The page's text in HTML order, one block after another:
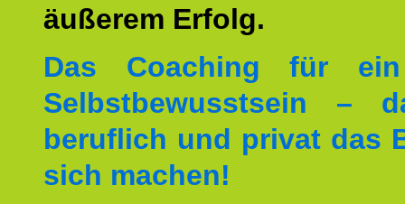
äußerem Erfolg.
Das Coaching für
Selbstbewusstsein –
beruflich und privat das
sich machen!